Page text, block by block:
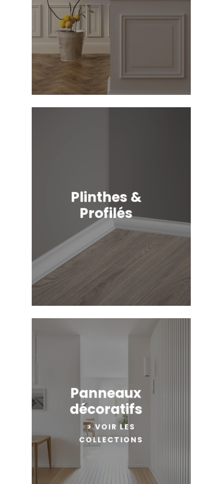
Plinthes &
Profilés
Panneaux
décoratifs
> VOIR LES
COLLECTIONS